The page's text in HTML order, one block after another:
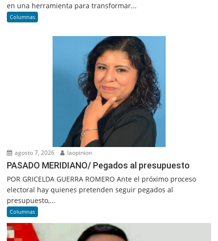
en una herramienta para transformar...
Columnas
agosto 7, 2026 laopinion
PASADO MERIDIANO/ Pegados al presupuesto
POR GRICELDA GUERRA ROMERO Ante el próximo proceso
electoral hay quienes pretenden seguir pegados al
presupuesto,...
Columnas